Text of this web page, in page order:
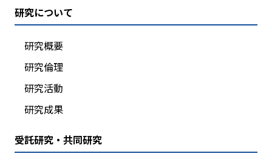
研究について
研究概要
研究倫理
研究活動
研究成果
受託研究・共同研究